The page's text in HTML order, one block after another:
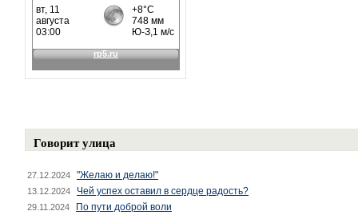
Говорит улица
27.12.2024 "Желаю и делаю!"
13.12.2024 Чей успех оставил в сердце радость?
29.11.2024 По пути доброй воли